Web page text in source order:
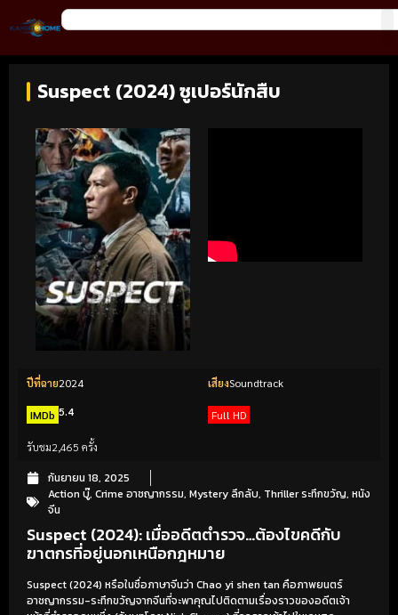
Suspect (2024) ซูเปอร์นักสืบ
ปีที่ฉาย2024 เสียงSoundtrack
IMDb 5.4 Full HD
รับชม2,465 ครั้ง
กันยายน 18, 2025
Action บู๊, Crime อาชญากรรม, Mystery ลึกลับ, Thriller ระทึกขวัญ, หนัง
จีน
Suspect (2024): เมื่ออดีตตำรวจ…ต้องไขคดีกับ
ฆาตกรที่อยู่นอกเหนือกฎหมาย
Suspect (2024) หรือในชื่อภาษาจีนว่า Chao yi shen tan คือภาพยนตร์
อาชญากรรม-ระทึกขวัญจากจีนที่จะพาคุณไปติดตามเรื่องราวของอดีตเจ้า